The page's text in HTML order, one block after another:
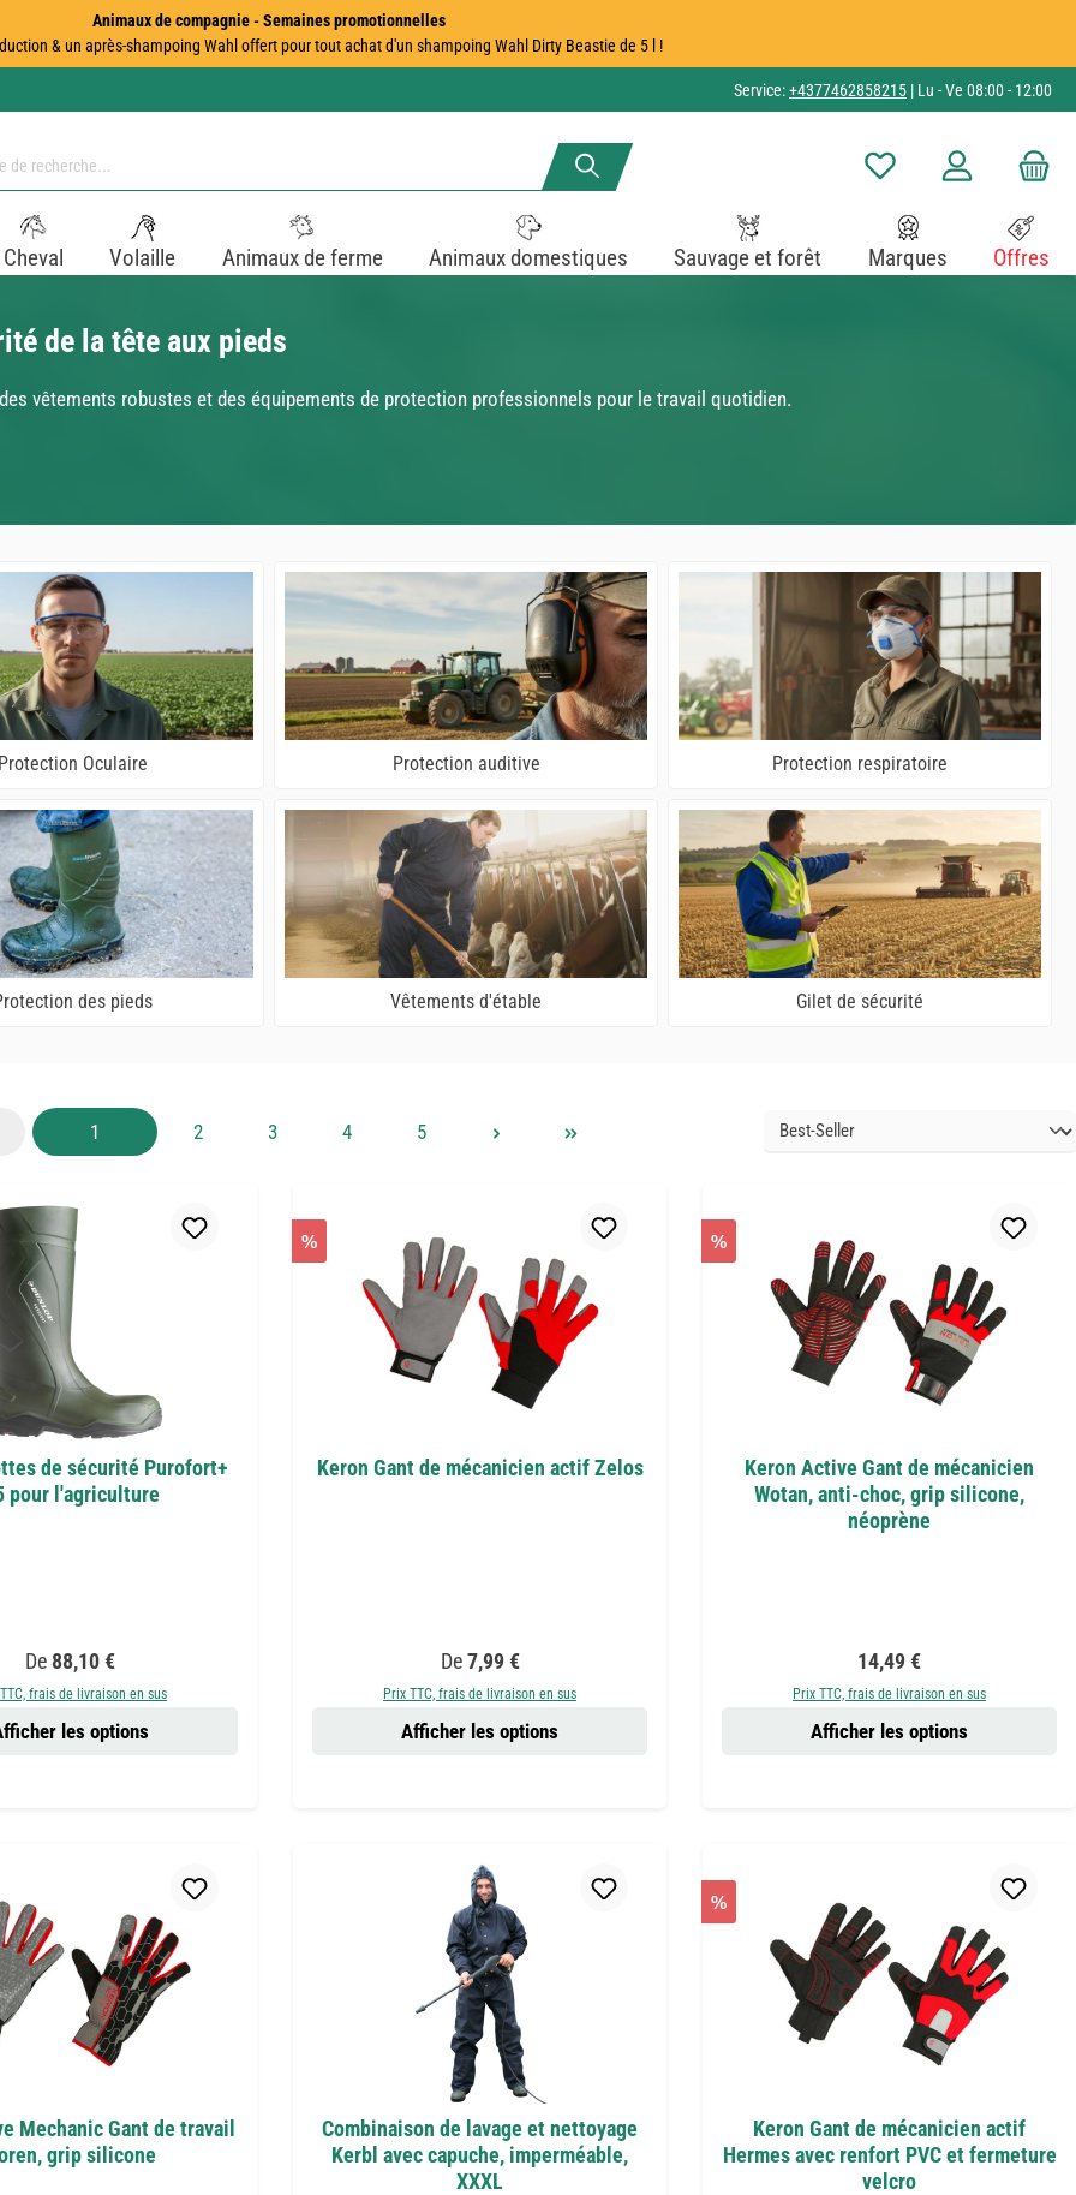
Animaux de compagnie - Semaines promotionnelles
& un après-shampoing Wahl offert pour tout achat d'un shampoing Wahl Dirty Beastie de 5 l !
Service:+4377462858215 | Lu - Ve 08:00 - 12:00
Vous avez 0 articles dans
Cheval Volaille Animaux de ferme Animaux domestiques Sauvage et forêt Marques Offres
de la tête aux pieds
vêtements robustes et des équipements de protection professionnels pour le travail quotidien.
Protection Oculaire Protection auditive Protection respiratoire
des pieds Vêtements d'étable Gilet de sécurité
Page
1 Page
2 Page
3 Page
4 Page
5
de sécurité Purofort+
pour l'agriculture
Prix régulier :
De 88,10 €
frais de livraison en sus
les options
%
Keron Gant de mécanicien actif Zelos
Prix régulier :
De7,99 €
Prix TTC, frais de livraison en sus
Afficher les options
%
Keron Active Gant de mécanicien
Wotan, anti-choc, grip silicone,
néoprène
Prix régulier :
14,49 €
Prix TTC, frais de livraison en sus
Afficher les options
Mechanic Gant de travail
grip silicone
Combinaison de lavage et nettoyage
Kerbl avec capuche, imperméable,
XXXL
%
Keron Gant de mécanicien actif
Hermes avec renfort PVC et fermeture
velcro